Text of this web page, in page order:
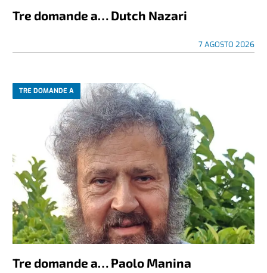
Tre domande a… Dutch Nazari
7 AGOSTO 2026
TRE DOMANDE A
Tre domande a… Paolo Manina